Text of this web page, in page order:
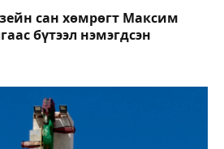
сан хөмрөгт Максим
бүтээл нэмэгдсэн